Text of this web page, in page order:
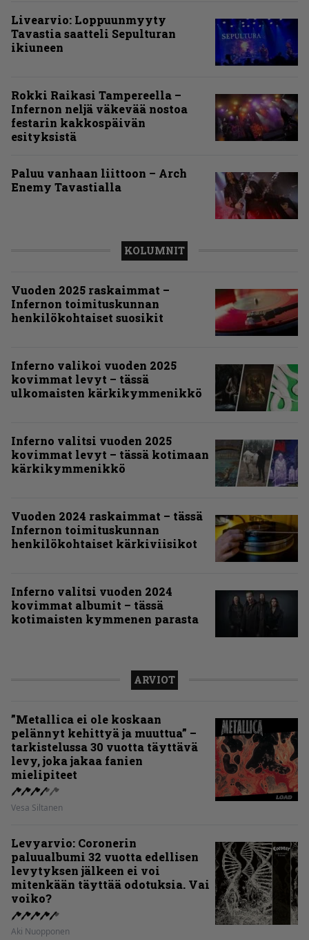
Livearvio: Loppuunmyyty
Tavastia saatteli Sepulturan
ikiuneen
Rokki Raikasi Tampereella –
Infernon neljä väkevää nostoa
festarin kakkospäivän
esityksistä
Paluu vanhaan liittoon – Arch
Enemy Tavastialla
KOLUMNIT
Vuoden 2025 raskaimmat –
Infernon toimituskunnan
henkilökohtaiset suosikit
Inferno valikoi vuoden 2025
kovimmat levyt – tässä
ulkomaisten kärkikymmenikkö
Inferno valitsi vuoden 2025
kovimmat levyt – tässä kotimaan
kärkikymmenikkö
Vuoden 2024 raskaimmat – tässä
Infernon toimituskunnan
henkilökohtaiset kärkiviisikot
Inferno valitsi vuoden 2024
kovimmat albumit – tässä
kotimaisten kymmenen parasta
ARVIOT
”Metallica ei ole koskaan
pelännyt kehittyä ja muuttua” –
tarkistelussa 30 vuotta täyttävä
levy, joka jakaa fanien
mielipiteet
Vesa Siltanen
Levyarvio: Coronerin
paluualbumi 32 vuotta edellisen
levytyksen jälkeen ei voi
mitenkään täyttää odotuksia. Vai
voiko?
Aki Nuopponen